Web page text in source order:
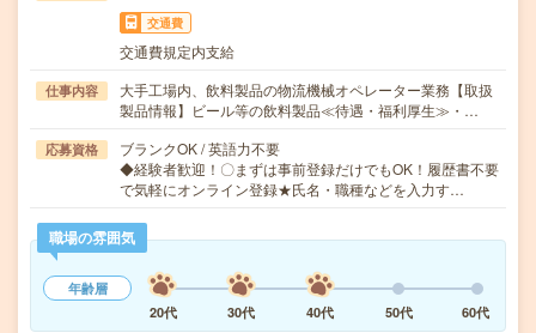
交通費
交通費規定内支給
仕事内容
大手工場内、飲料製品の物流機械オペレーター業務【取扱
製品情報】ビール等の飲料製品≪待遇・福利厚生≫・…
応募資格
ブランクOK / 英語力不要
◆経験者歓迎！〇まずは事前登録だけでもOK！履歴書不要
で気軽にオンライン登録★氏名・職種などを入力す…
職場の雰囲気
年齢層
20代
30代 40代 50代 60代